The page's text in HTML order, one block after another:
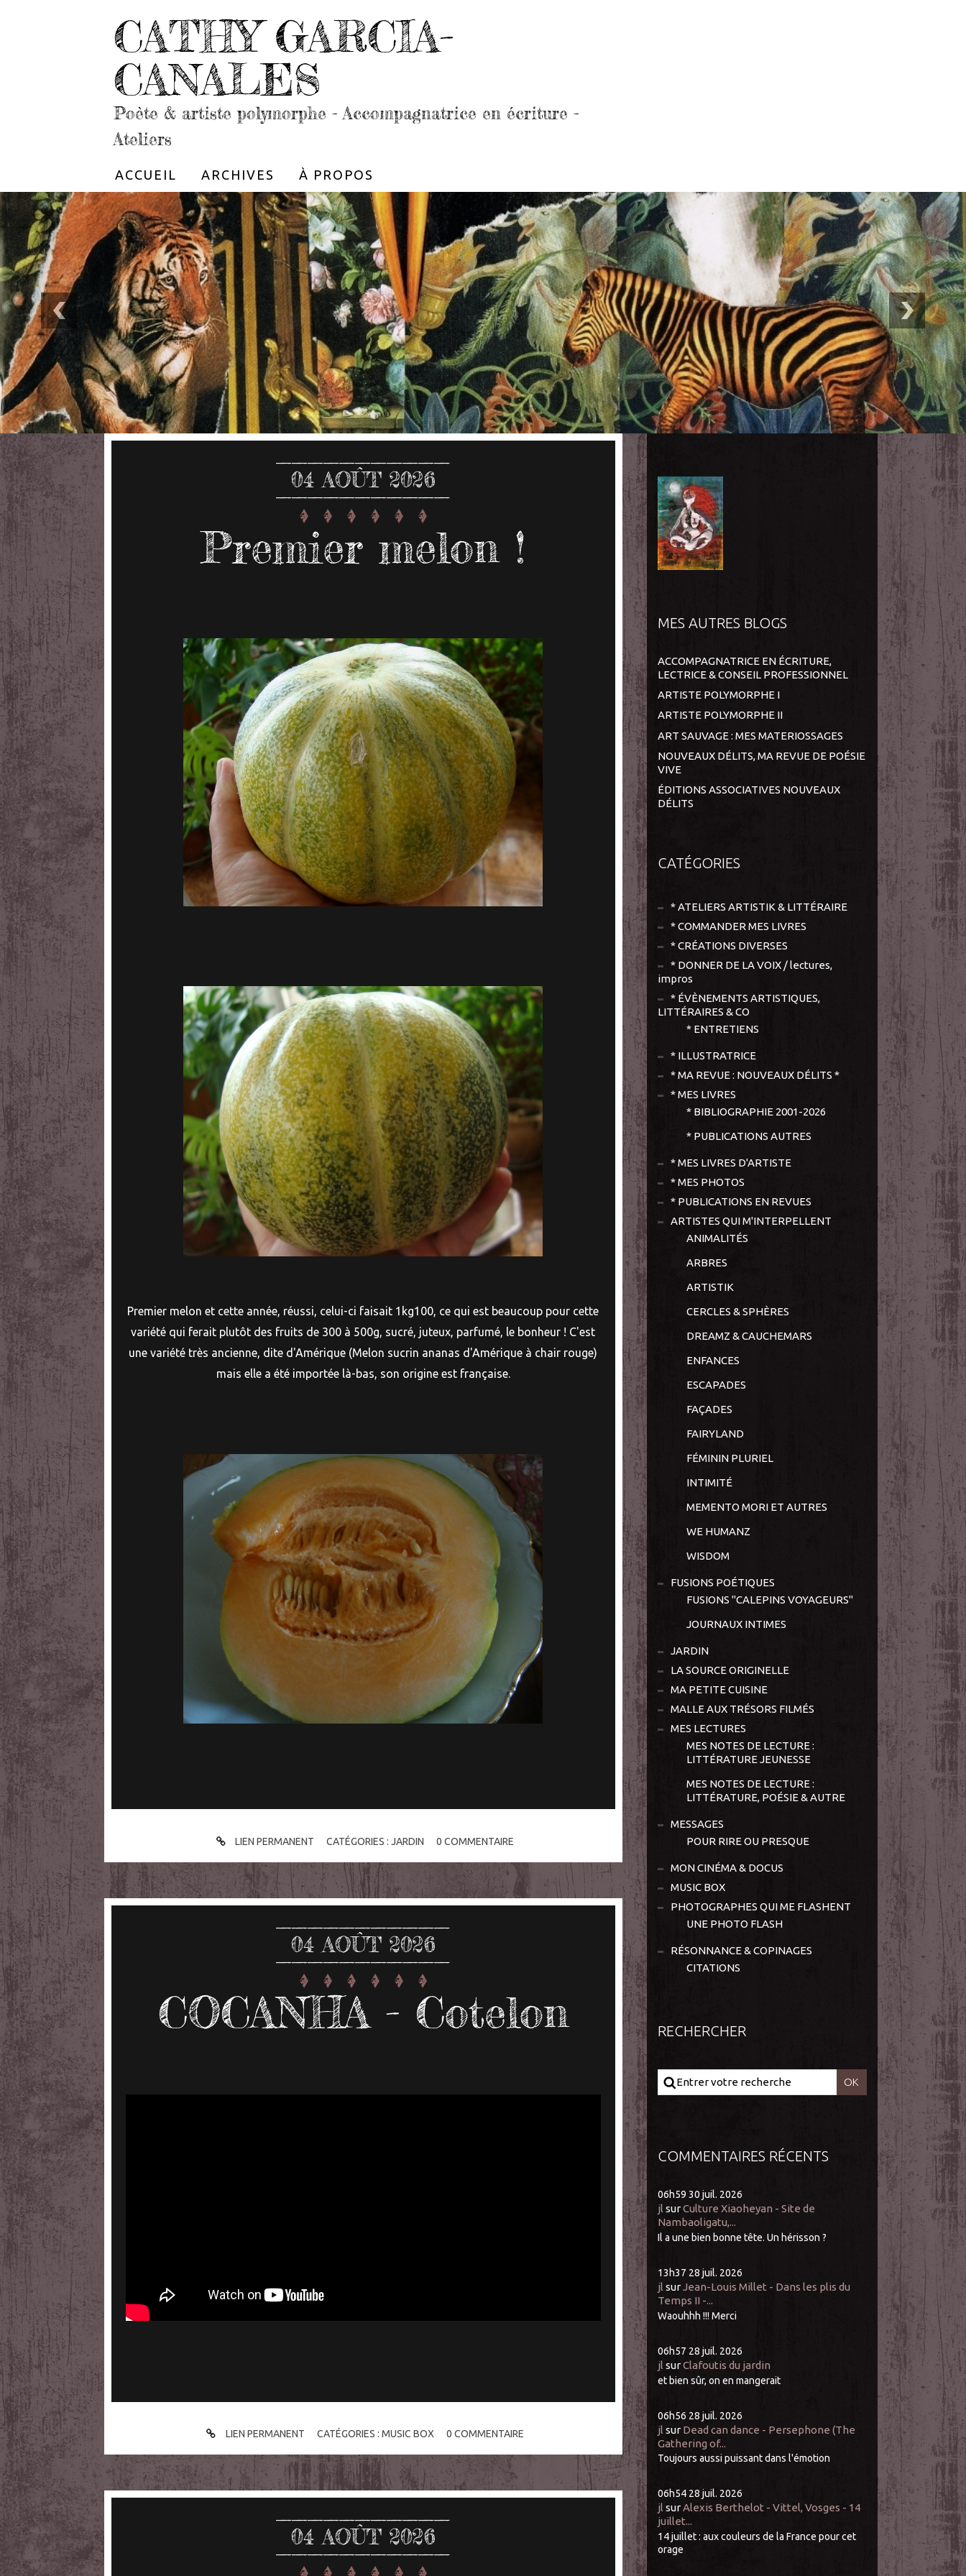
CATHY GARCIA-
CANALES
Poète & artiste polymorphe - Accompagnatrice en écriture -
Ateliers
ACCUEIL ARCHIVES À PROPOS
04 AOÛT 2026
Premier melon !
Premier melon et cette année, réussi, celui-ci faisait 1kg100, ce qui est beaucoup pour cette
variété qui ferait plutôt des fruits de 300 à 500g, sucré, juteux, parfumé, le bonheur ! C'est
une variété très ancienne, dite d'Amérique (Melon sucrin ananas d'Amérique à chair rouge)
mais elle a été importée là-bas, son origine est française.
LIEN PERMANENT CATÉGORIES :JARDIN 0 COMMENTAIRE
04 AOÛT 2026
COCANHA - Cotelon
LIEN PERMANENT CATÉGORIES : MUSIC BOX 0 COMMENTAIRE
04 AOÛT 2026
MES AUTRES BLOGS
ACCOMPAGNATRICE EN ÉCRITURE,
LECTRICE & CONSEIL PROFESSIONNEL
ARTISTE POLYMORPHE I
ARTISTE POLYMORPHE II
ART SAUVAGE : MES MATERIOSSAGES
NOUVEAUX DÉLITS, MA REVUE DE POÉSIE
VIVE
ÉDITIONS ASSOCIATIVES NOUVEAUX
DÉLITS
CATÉGORIES
* ATELIERS ARTISTIK & LITTÉRAIRE
* COMMANDER MES LIVRES
* CRÉATIONS DIVERSES
* DONNER DE LA VOIX / lectures,
impros
* ÉVÈNEMENTS ARTISTIQUES,
LITTÉRAIRES & CO
* ENTRETIENS
* ILLUSTRATRICE
* MA REVUE : NOUVEAUX DÉLITS *
* MES LIVRES
* BIBLIOGRAPHIE 2001-2026
* PUBLICATIONS AUTRES
* MES LIVRES D'ARTISTE
* MES PHOTOS
* PUBLICATIONS EN REVUES
ARTISTES QUI M'INTERPELLENT
ANIMALITÉS
ARBRES
ARTISTIK
CERCLES & SPHÈRES
DREAMZ & CAUCHEMARS
ENFANCES
ESCAPADES
FAÇADES
FAIRYLAND
FÉMININ PLURIEL
INTIMITÉ
MEMENTO MORI ET AUTRES
WE HUMANZ
WISDOM
FUSIONS POÉTIQUES
FUSIONS "CALEPINS VOYAGEURS"
JOURNAUX INTIMES
JARDIN
LA SOURCE ORIGINELLE
MA PETITE CUISINE
MALLE AUX TRÉSORS FILMÉS
MES LECTURES
MES NOTES DE LECTURE :
LITTÉRATURE JEUNESSE
MES NOTES DE LECTURE :
LITTÉRATURE, POÉSIE & AUTRE
MESSAGES
POUR RIRE OU PRESQUE
MON CINÉMA & DOCUS
MUSIC BOX
PHOTOGRAPHES QUI ME FLASHENT
UNE PHOTO FLASH
RÉSONNANCE & COPINAGES
CITATIONS
RECHERCHER
COMMENTAIRES RÉCENTS
06h59 30 juil. 2026
jl surCulture Xiaoheyan - Site de
Nambaoligatu,...
Il a une bien bonne tête. Un hérisson ?
13h37 28 juil. 2026
jl surJean-Louis Millet - Dans les plis du
Temps II -...
Waouhhh !!! Merci
06h57 28 juil. 2026
jl surClafoutis du jardin
et bien sûr, on en mangerait
06h56 28 juil. 2026
jl surDead can dance - Persephone (The
Gathering of...
Toujours aussi puissant dans l'émotion
06h54 28 juil. 2026
jl surAlexis Berthelot - Vittel, Vosges - 14
juillet...
14 juillet : aux couleurs de la France pour cet
orage